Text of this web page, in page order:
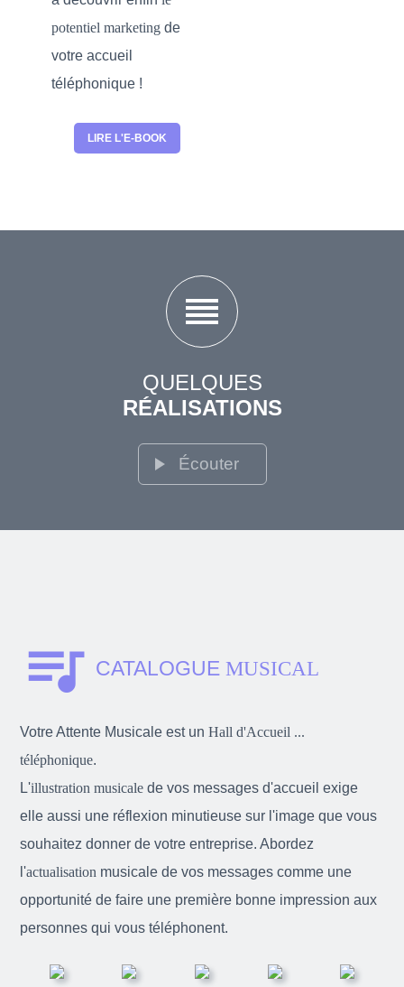
potentiel marketing de
votre accueil
téléphonique !
LIRE L'E-BOOK
reorder
QUELQUES
RÉALISATIONS
play_arrow Écouter
queue_music CATALOGUE MUSICAL
Votre Attente Musicale est unHall d'Accueil ...
téléphonique.
L'illustration musicale de vos messages d'accueil exige
elle aussi une réflexion minutieuse sur l'image que vous
souhaitez donner de votre entreprise. Abordez
l'actualisation musicale de vos messages comme une
opportunité de faire une première bonne impression aux
personnes qui vous téléphonent.